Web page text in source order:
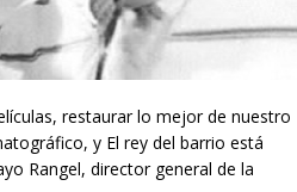
restaurar lo mejor de nuestro
y El rey del barrio está
Rangel, director general de la